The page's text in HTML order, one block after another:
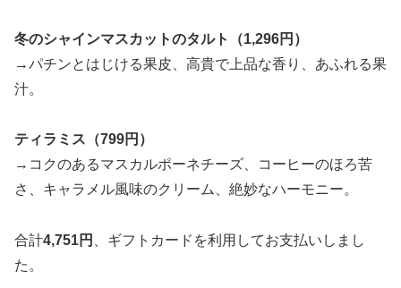
冬のシャインマスカットのタルト（1,296円）
→パチンとはじける果皮、高貴で上品な香り、あふれる果
汁。
ティラミス（799円）
→コクのあるマスカルポーネチーズ、コーヒーのほろ苦
さ、キャラメル風味のクリーム、絶妙なハーモニー。
合計4,751円
、ギフトカードを利用してお支払いしまし
た。